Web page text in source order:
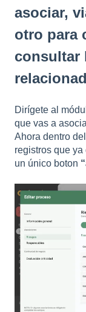
asociar,
otro para
consultar
Dirígete al
que vas a
Ahora dentro
registros que
un único boton